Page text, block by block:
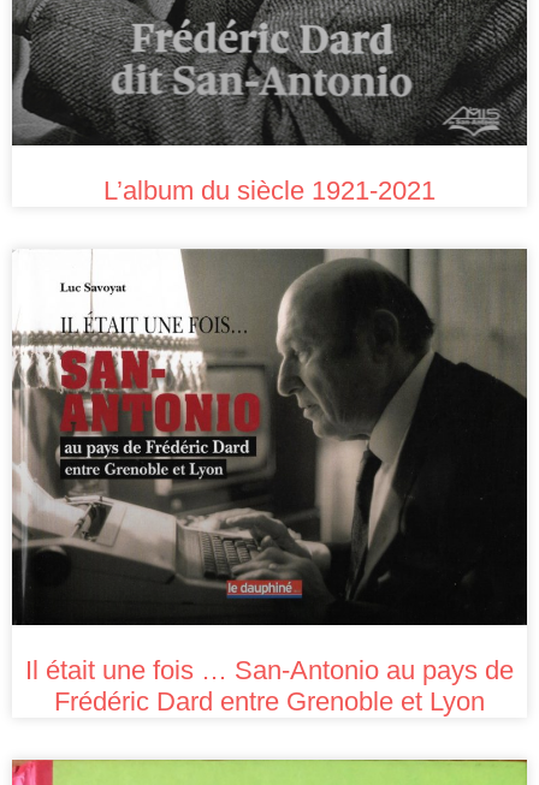
L’album du siècle 1921-2021
Il était une fois … San-Antonio au pays de
Frédéric Dard entre Grenoble et Lyon